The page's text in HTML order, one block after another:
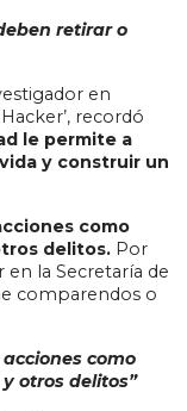
retirar o
en
recordó
le permite a
y construir un
como
delitos. Por
la Secretaría de
comparendos o
como
otros delitos”